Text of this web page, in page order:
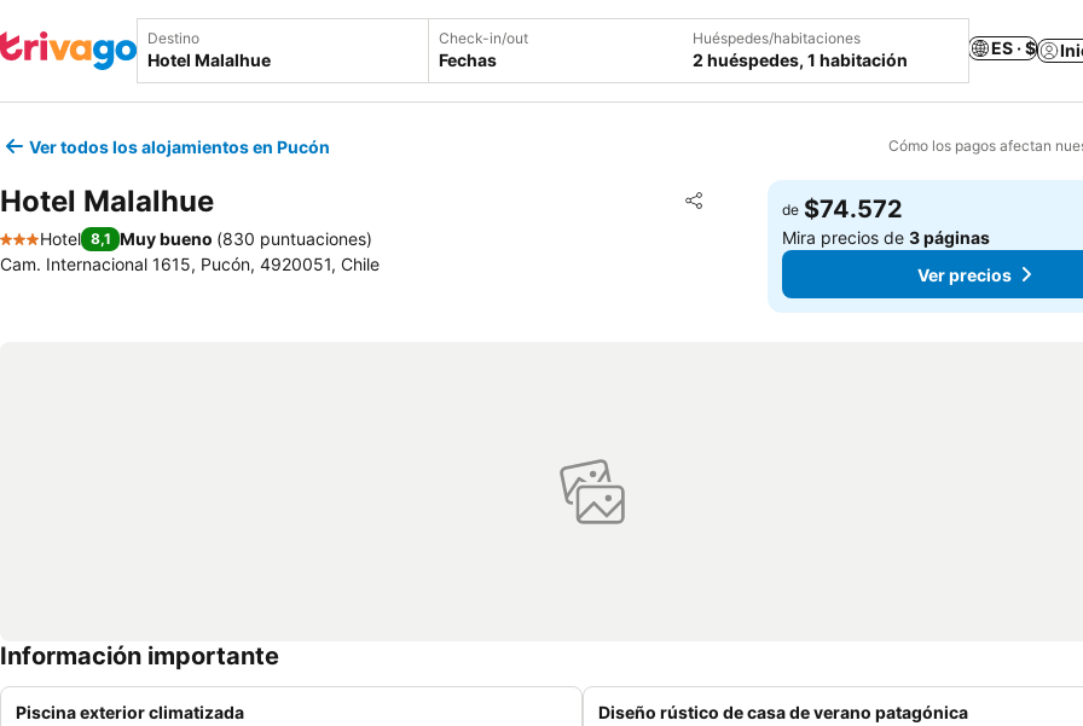
Destino Check-in/out
Fechas
Huéspedes/habitaciones
2 huéspedes, 1 habitación
ES · $
Ver todos los alojamientos en Pucón Cómo los pagos afectan
Hotel Malalhue Compartir
Agregar a favoritos
3 Estrellas
Hotel 8,1 Muy bueno (830 puntuaciones)
Cam. Internacional 1615, Pucón, 4920051, Chile
de $74.572
Mira precios de3 páginas
Ver precios
Información importante
Piscina exterior climatizada
Diseño rústico de casa de verano patagónica